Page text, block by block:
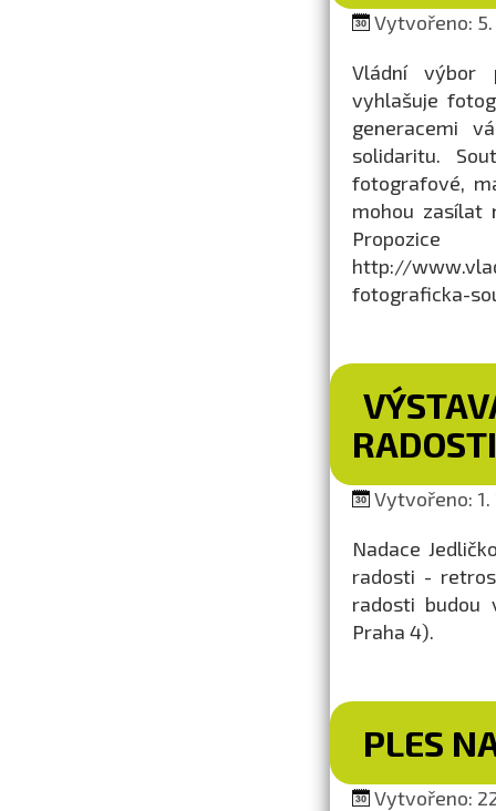
Vytvořeno: 5.
Vládní výbor
vyhlašuje
generacemi
solidaritu.
fotografové,
mohou
http://
fotograficka-
RADOSTI
Vytvořeno: 1.
Nadace
radosti -
radosti budou
Praha 4).
PLES
Vytvořeno: